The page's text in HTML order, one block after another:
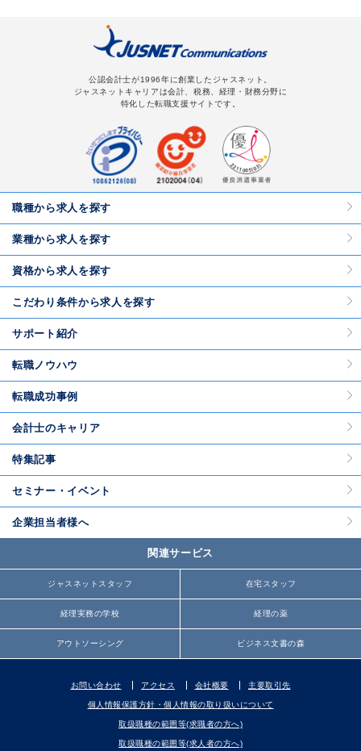
公認会計士が1996年に創業したジャスネット。
ジャスネットキャリアは会計、税務、経理・財務分野に
特化した転職支援サイトです。
職種から求人を探す
業種から求人を探す
資格から求人を探す
こだわり条件から求人を探す
サポート紹介
転職ノウハウ
転職成功事例
会計士のキャリア
特集記事
セミナー・イベント
企業担当者様へ
関連サービス
ジャスネットスタッフ 在宅スタッフ
経理実務の学校 経理の薬
アウトソーシング ビジネス文書の森
お問い合わせ アクセス 会社概要 主要取引先
個人情報保護方針・個人情報の取り扱いについて
取扱職種の範囲等(求職者の方へ)
取扱職種の範囲等(求人者の方へ)